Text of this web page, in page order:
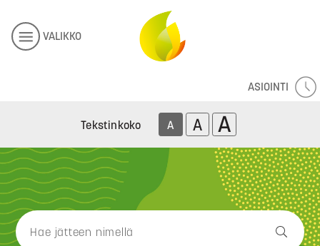
VALIKKO
ASIOINTI
Tekstinkoko A A A